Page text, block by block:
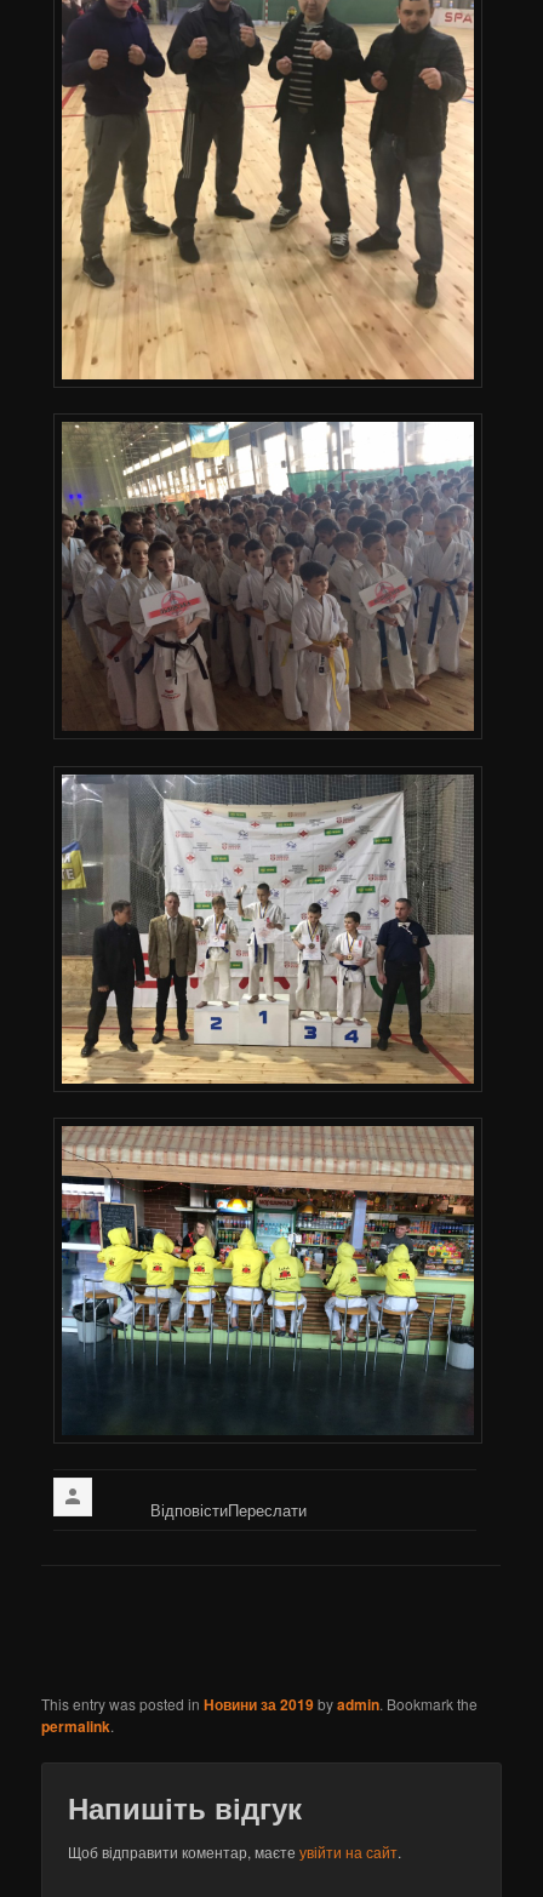
ВідповістиПереслати
This entry was posted inНовини за 2019byadmin. Bookmark the
permalink.
Напишіть відгук
Щоб відправити коментар, маєтеувійти на сайт.